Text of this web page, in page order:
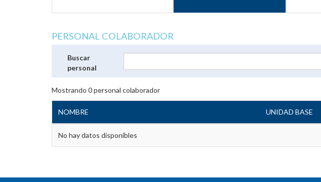
PERSONAL COLABORADOR
Buscar
personal
Mostrando 0personal colaborador
NOMBRE UNIDAD BASE
No hay datos disponibles